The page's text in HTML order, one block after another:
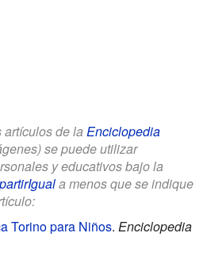
artículos de la Enciclopedia
se puede utilizar
y educativos bajo la
a menos que se indique
Torino para Niños. Enciclopedia